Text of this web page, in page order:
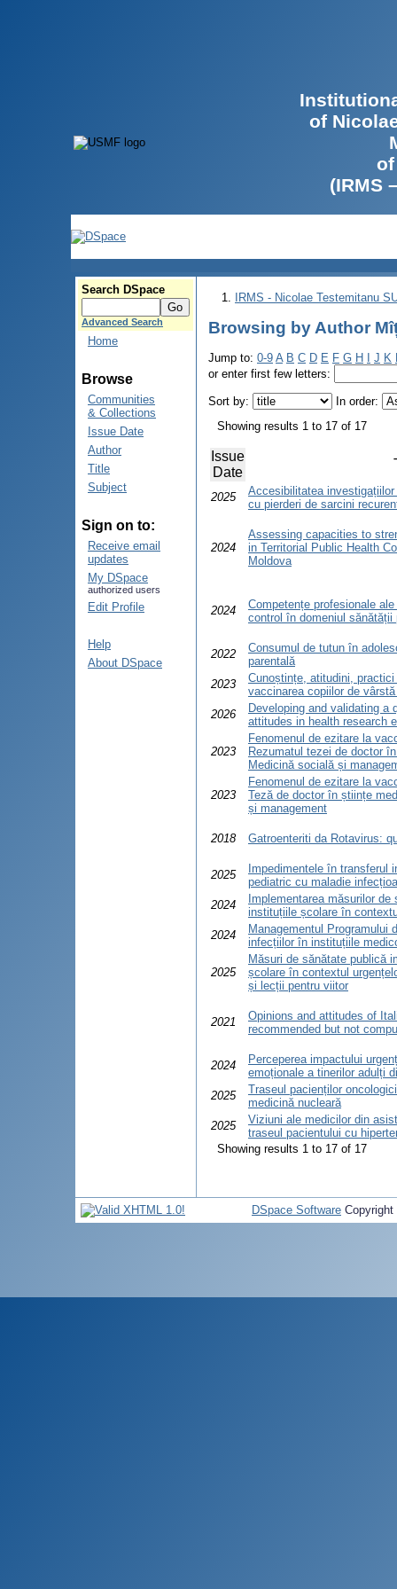
of
(IRMS
Search DSpace
Advanced Search
Home
Browse
Communities
& Collections
Issue Date
Author
Title
Subject
Sign on to:
Receive email
updates
My DSpace
authorized users
Edit Profile
Help
About DSpace
IRMS - Nicolae Testemitanu
Browsing by Author
Jump to: 0-9 A B C D E F G H J K
or enter first few letters:
Sort by:
In order:
Showing results 1 to 17 of 17
Issue
Date
2025
Accesibilitatea
cu pierderi de sarcini
2024
Assessing capacities to
in Territorial Public Health
Moldova
2024
Competențe profesionale
control în domeniul sănătății
2022
Consumul de tutun în
parentală
2023
Cunoștințe, atitudini,
vaccinarea copiilor de
2026
Developing and validating a
attitudes in health research
2023
Fenomenul de ezitare la
Rezumatul tezei de doctor
Medicină socială și
2023
Fenomenul de ezitare la
Teză de doctor în științe
și management
2018 Gatroenteriti da Rotavirus:
2025
Impedimentele în transferul
pediatric cu maladie
2024
Implementarea măsurilor
instituțiile școlare în
2024
Managementul Programului
infecțiilor în instituțiile
2025
Măsuri de sănătate publică
școlare în contextul
și lecții pentru viitor
2021
Opinions and attitudes of
recommended but not
2024
Perceperea impactului
emoționale a tinerilor adulți
2025
Traseul pacienților
medicină nucleară
2025
Viziuni ale medicilor din
traseul pacientului cu
Showing results 1 to 17 of 17
DSpace Software